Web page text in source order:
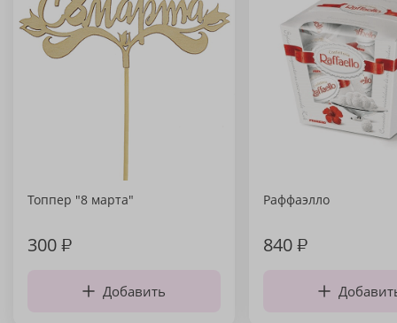
Топпер "8 марта"
300₽
Добавить
Раффаэлло
840₽